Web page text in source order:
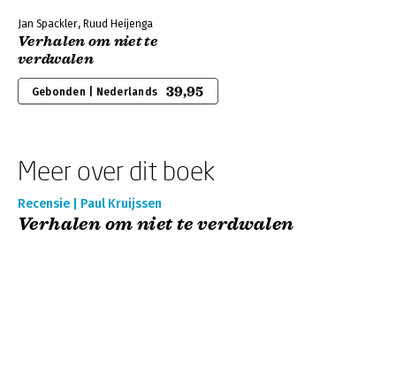
Jan Spackler, Ruud Heijenga
Verhalen om niet te
verdwalen
Gebonden | Nederlands 39,95
Meer over dit boek
Recensie | Paul Kruijssen
Verhalen om niet te verdwalen